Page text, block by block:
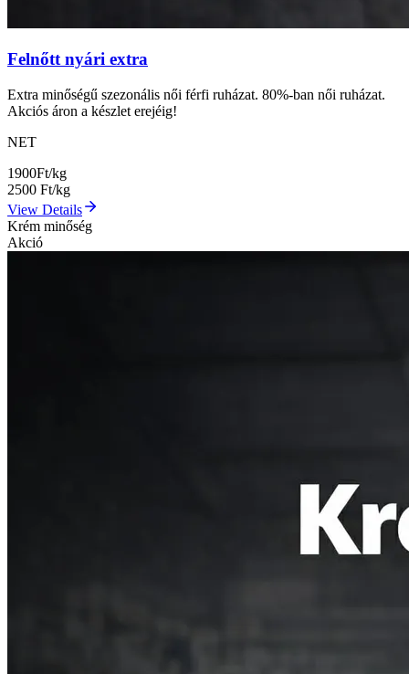
Felnőtt nyári extra
Extra minőségű szezonális női férfi ruházat. 80%-ban női ruházat.
Akciós áron a készlet erejéig!
NET
1900Ft/kg
2500 Ft/kg
View Details
Krém minőség
Akció